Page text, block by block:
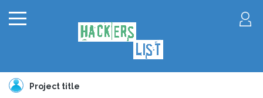
Project title